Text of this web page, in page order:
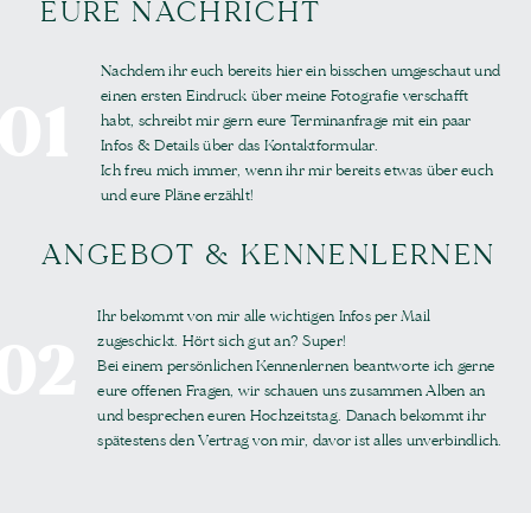
EURE NACHRICHT
ANGEBOT & KENNENLERNEN
Ihr bekommt von mir alle wichtigen Infos per Mail
zugeschickt. Hört sich gut an? Super!
Bei einem persönlichen Kennenlernen beantworte ich gerne
eure offenen Fragen, wir schauen uns zusammen Alben an
und besprechen euren Hochzeitstag. Danach bekommt ihr
spätestens den Vertrag von mir, davor ist alles unverbindlich.
Nachdem ihr euch bereits hier ein bisschen umgeschaut und
einen ersten Eindruck über meine Fotografie verschafft
habt, schreibt mir gern eure Terminanfrage mit ein paar
Infos & Details über das Kontaktformular.
Ich freu mich immer, wenn ihr mir bereits etwas über euch
und eure Pläne erzählt!